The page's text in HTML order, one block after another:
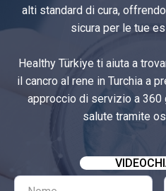
n
alti standard di cura,
sicura per le tue
Healthy Türkiye ti aiuta a
il cancro al rene in Turchia a
approccio di servizio a 360
salute tramite